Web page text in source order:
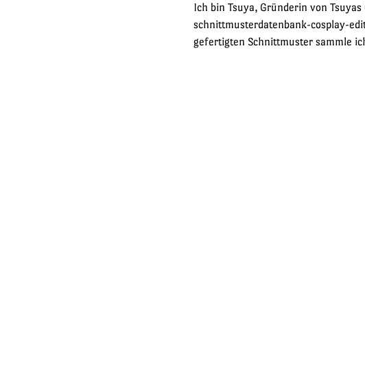
Ich bin Tsuya, Gründerin von
schnittmusterdatenbank-cosplay-
gefertigten Schnittmuster sammle